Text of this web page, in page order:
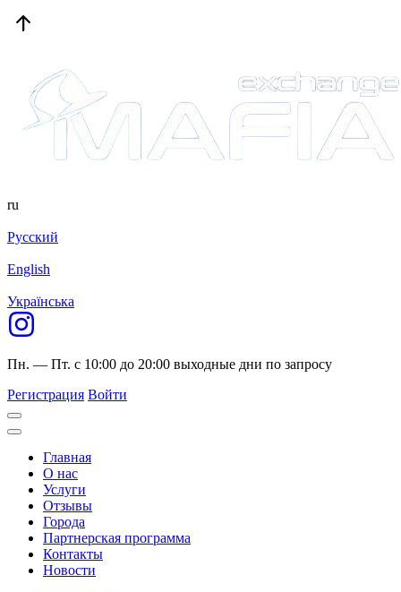
ru
Русский
English
Українська
Пн. — Пт. с 10:00 до 20:00 выходные дни по запросу
Регистрация Войти
Главная
О нас
Услуги
Отзывы
Города
Партнерская программа
Контакты
Новости